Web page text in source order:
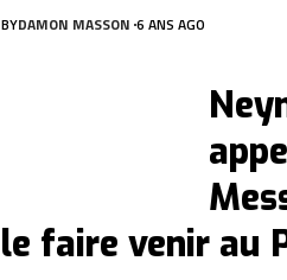
BYDAMON MASSON 6 ANS AGO
le faire venir au